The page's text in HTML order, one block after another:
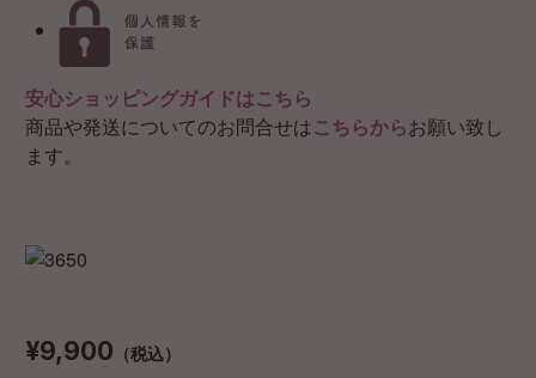
安心ショッピングガイドはこちら
商品や発送についてのお問合せはこちらからお願い致し
ます。
¥9,900 （税込）